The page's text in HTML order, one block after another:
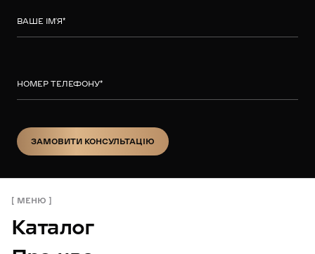
ВАШЕ ІМ’Я*
НОМЕР ТЕЛЕФОНУ*
ЗАМОВИТИ КОНСУЛЬТАЦІЮ
МЕНЮ
Каталог